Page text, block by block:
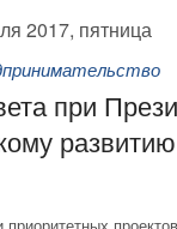
2017, пятница
при